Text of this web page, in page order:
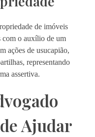
de imóveis
com o auxílio de um
ações de usucapião,
representando
assertiva.
Ajudar